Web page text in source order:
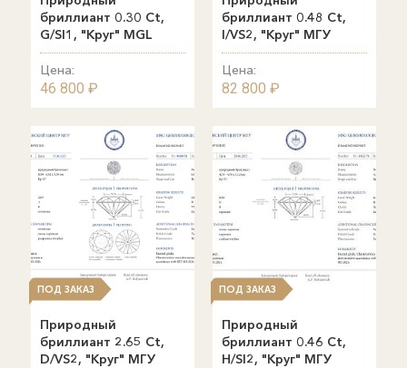
бриллиант 0.30 Ct,
G/SI1, "Круг" MGL
Цена:
46 800 ₽
бриллиант 0.48 Ct,
I/VS2, "Круг" МГУ
Цена:
82 800 ₽
ПОД ЗАКАЗ
Природный
бриллиант 2.65 Ct,
D/VS2, "Круг" МГУ
ПОД ЗАКАЗ
Природный
бриллиант 0.46 Ct,
H/SI2, "Круг" МГУ